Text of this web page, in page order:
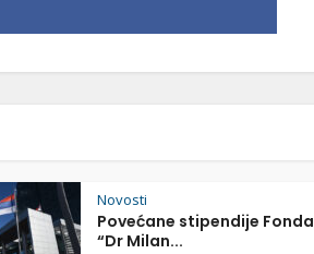
Novosti
Povećane stipendije Fonda
“Dr Milan...